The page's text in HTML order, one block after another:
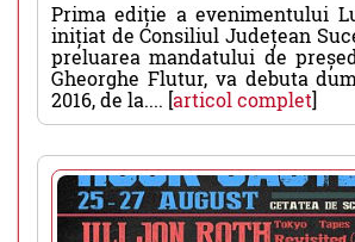
Prima ediție a evenimentului
inițiat de Consiliul Județean
preluarea mandatului de
Gheorghe Flutur, va debuta
2016, de la.... [articol complet]